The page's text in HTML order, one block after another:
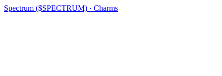
Spectrum ($SPECTRUM) · Charms